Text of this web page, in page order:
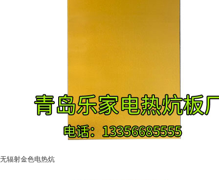
无辐射金色电热炕